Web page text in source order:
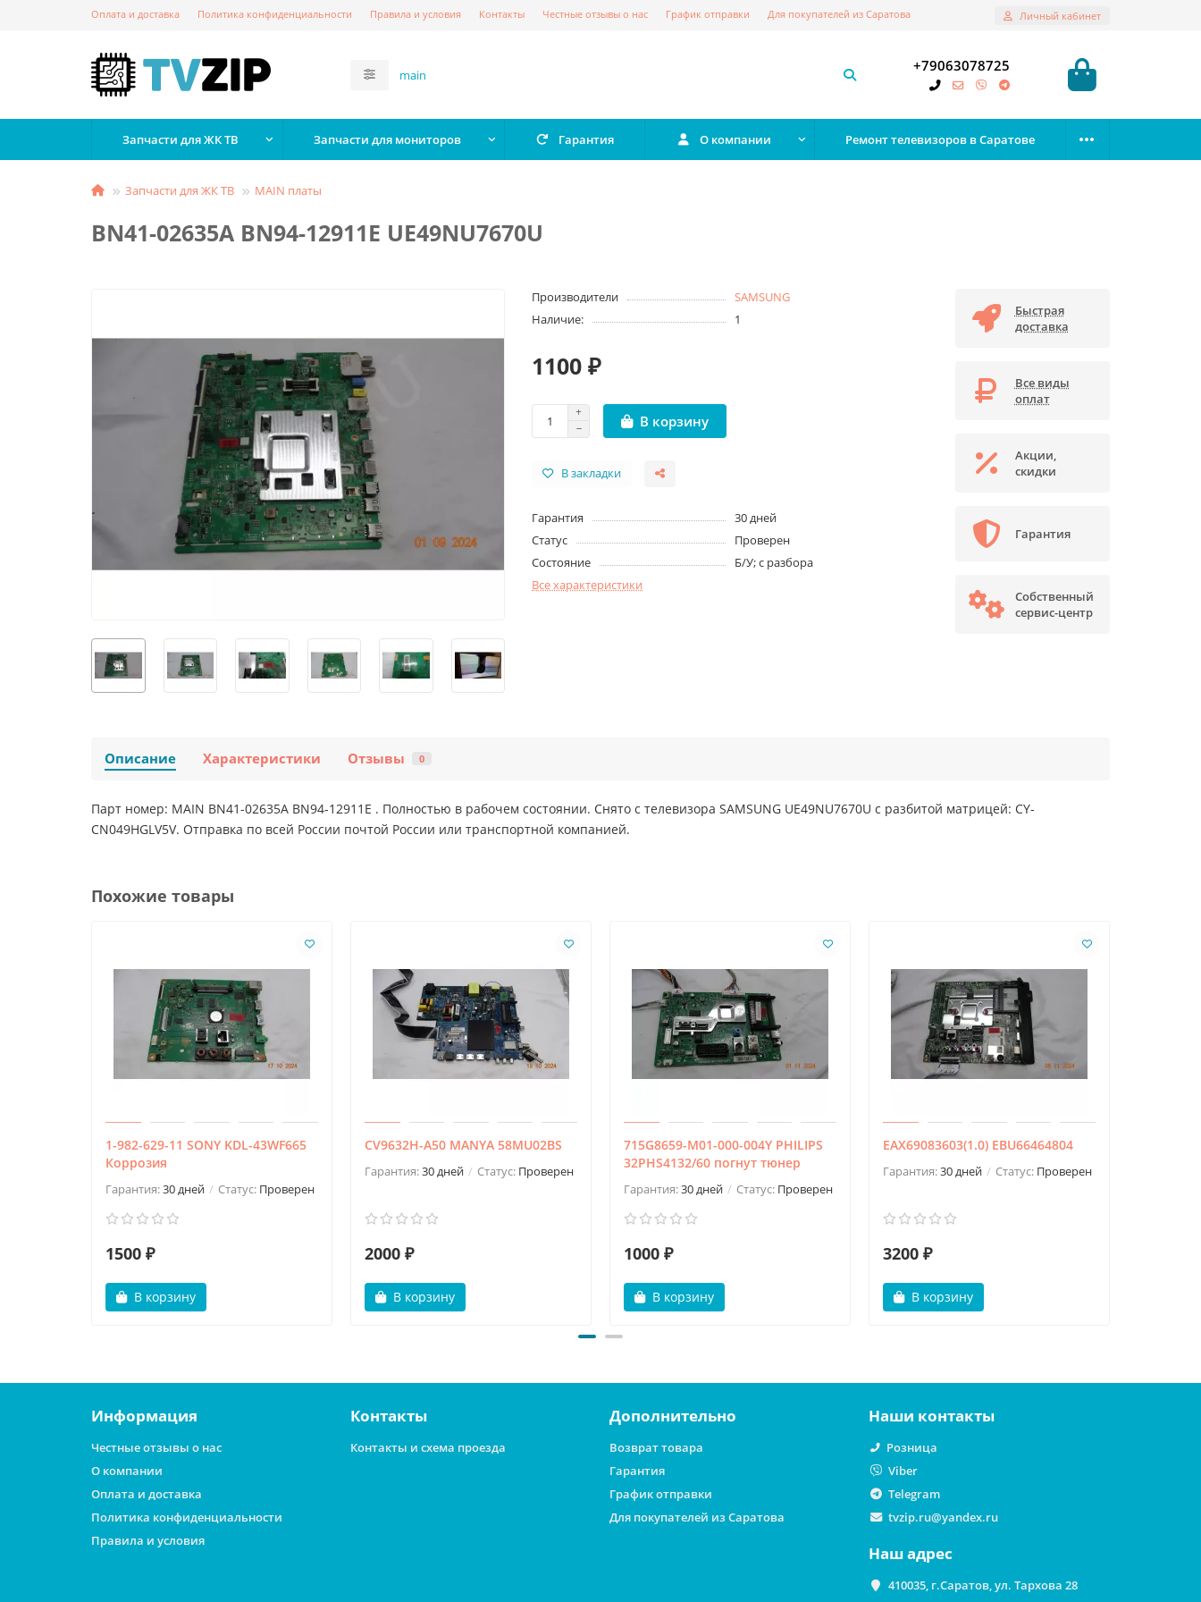
Оплата и доставка Политика конфиденциальности Правила и условия Контакты Честные отзывы о нас График отправки Для покупателей из Саратова Личный кабинет
+79063078725
Запчасти для ЖК ТВ Запчасти для мониторов Гарантия О компании Ремонт телевизоров в Саратове
Запчасти для ЖК ТВ MAIN платы
BN41-02635A BN94-12911E UE49NU7670U
Производители
SAMSUNG
Наличие:
1
1100 ₽
В корзину
В закладки
Гарантия
30 дней
Статус
Проверен
Состояние
Б/У; с разбора
Все характеристики
Быстрая
доставка
Все виды
оплат
Акции,
скидки
Гарантия
Собственный
сервис-центр
Описание Характеристики Отзывы 0
Парт номер: MAIN BN41-02635A BN94-12911E . Полностью в рабочем состоянии. Снято с телевизора SAMSUNG UE49NU7670U с разбитой матрицей: CY-
CN049HGLV5V. Отправка по всей России почтой России или транспортной компанией.
Похожие товары
1-982-629-11 SONY KDL-43WF665
Коррозия
Гарантия:30 дней Статус: Проверен
1500 ₽
В корзину
CV9632H-A50 MANYA 58MU02BS
Гарантия:30 дней Статус: Проверен
2000 ₽
В корзину
715G8659-M01-000-004Y PHILIPS
32PHS4132/60 погнут тюнер
Гарантия:30 дней Статус: Проверен
1000 ₽
В корзину
EAX69083603(1.0) EBU66464804
Гарантия:30 дней Статус: Проверен
3200 ₽
В корзину
Информация
Честные отзывы о нас
О компании
Оплата и доставка
Политика конфиденциальности
Правила и условия
Контакты
Контакты и схема проезда
Дополнительно
Возврат товара
Гарантия
График отправки
Для покупателей из Саратова
Наши контакты
Розница
Viber
Telegram
tvzip.ru@yandex.ru
Наш адрес
410035, г.Саратов, ул. Тархова 28